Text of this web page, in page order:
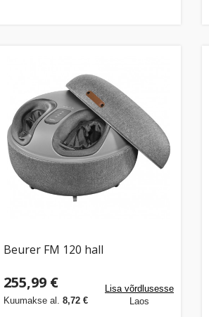
Beurer FM 120 hall
255,99 €
Kuumakse al. 8,72 €
Lisa võrdlusesse
Laos